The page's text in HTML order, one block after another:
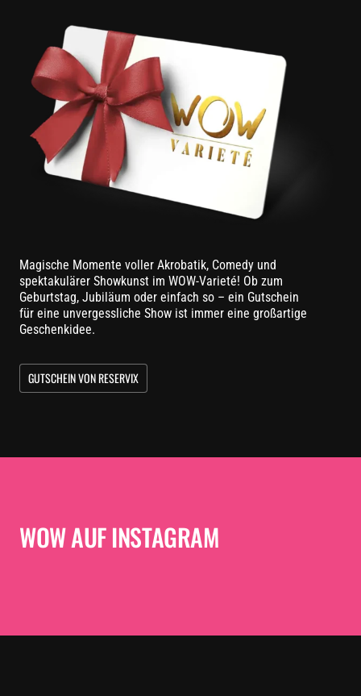
Magische Momente voller Akrobatik, Comedy und
spektakulärer Showkunst im WOW-Varieté! Ob zum
Geburtstag, Jubiläum oder einfach so – ein Gutschein
für eine unvergessliche Show ist immer eine großartige
Geschenkidee.
GUTSCHEIN VON RESERVIX
WOW AUF INSTAGRAM